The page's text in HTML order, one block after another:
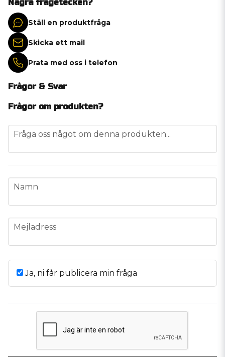
Några frågetecken?
Ställ en produktfråga
Skicka ett mail
Prata med oss i telefon
Frågor & Svar
Frågor om produkten?
question
Fråga oss något om denna produkten...
name
Namn
email
Mejladress
Ja, ni får publicera min fråga